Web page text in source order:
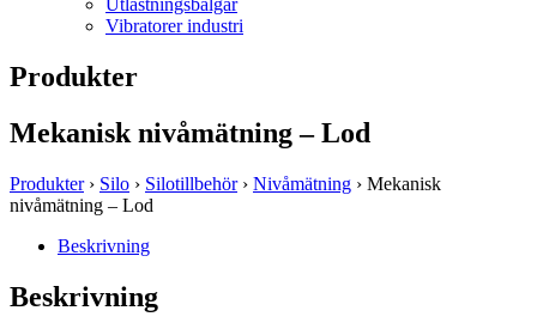
Utlastningsbälgar
Vibratorer industri
Produkter
Mekanisk nivåmätning – Lod
Produkter› Silo › Silotillbehör› Nivåmätning › Mekanisk
nivåmätning – Lod
Beskrivning
Beskrivning